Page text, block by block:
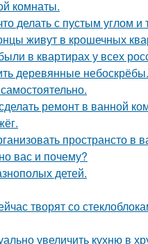
комнаты.
делать с пустым углом и
живут в крошечных
в квартирах у всех
деревянные небоскрёбы.
ремонт в ванной
пространсто в
вас и почему?
детей.
творят со
увеличить кухню в